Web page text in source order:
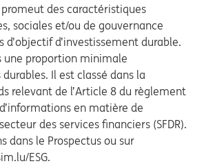
des caractéristiques
sociales et/ou de gouvernance
d’objectif d’investissement durable.
une proportion minimale
Il est classé dans la
relevant de l’Article 8 du règlement
en matière de
des services financiers (SFDR).
dans le Prospectus ou sur
ESG.